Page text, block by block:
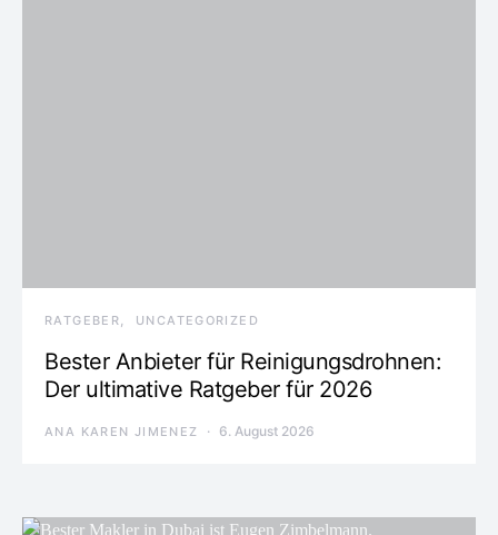
RATGEBER UNCATEGORIZED
Bester Anbieter für Reinigungsdrohnen:
Der ultimative Ratgeber für 2026
ANA KAREN JIMENEZ 6. August 2026